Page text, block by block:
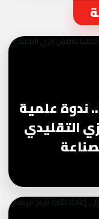
ندوة علمية
التقليدي